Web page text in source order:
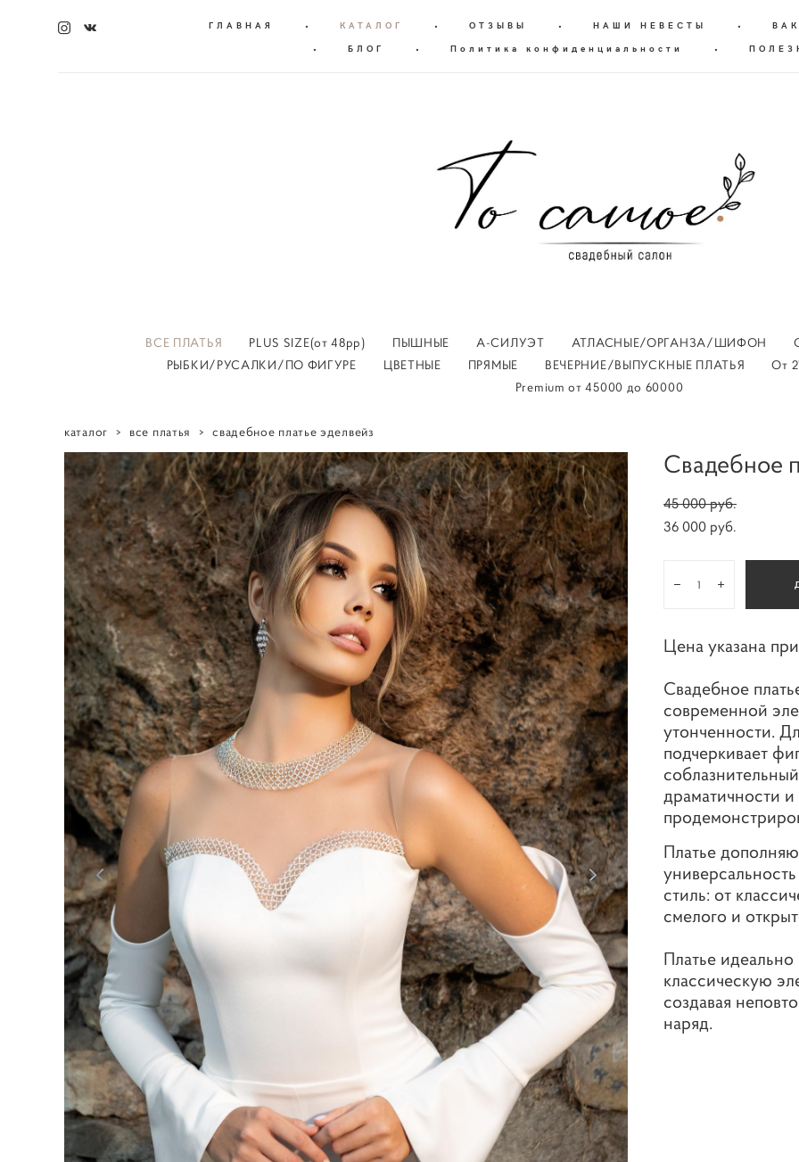
ГЛАВНАЯ • КАТАЛОГ • ОТЗЫВЫ • НАШИ НЕВЕСТЫ •
•
БЛОГ • Политика конфиденциальности •
ВСЕ ПЛАТЬЯ PLUS SIZE(от 48рр) ПЫШНЫЕ А-СИЛУЭТ АТЛАСНЫЕ/ОРГАНЗА/ШИФОН
РЫБКИ/РУСАЛКИ/ПО ФИГУРЕ
ЦВЕТНЫЕ ПРЯМЫЕ ВЕЧЕРНИЕ/ВЫПУСКНЫЕ ПЛАТЬЯ
От
Premium oт 45000 до 60000
каталог > все платья > свадебное платье эделвейз
Свадебное
45 000 pуб.
36 000 pуб.
Цена указана
Свадебное
современной
утонченности.
подчеркивает
драматичности
Платье
стиль: от
смелого и
Платье идеально
классическую
создавая
наряд.